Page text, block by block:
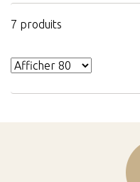
7 produits